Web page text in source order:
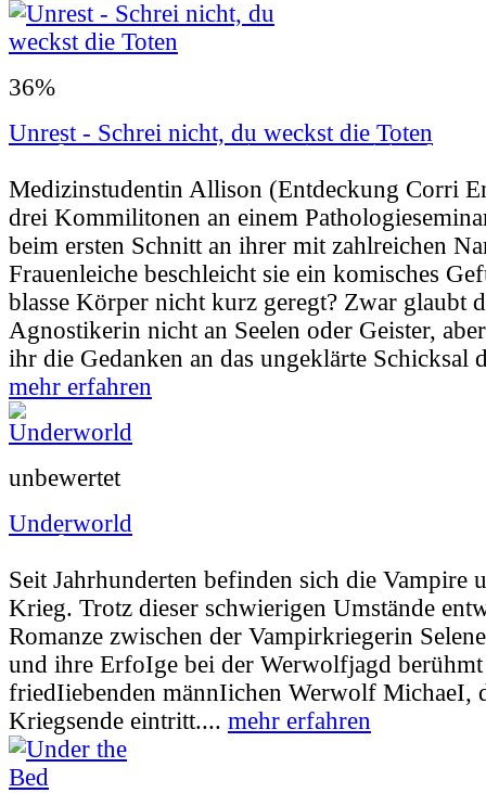
36%
Unrest - Schrei nicht, du weckst die Toten
Userbewertung:34% (10 Stimmen) |Jahr:
Medizinstudentin Allison (Entdeckung Corri
drei Kommilitonen an einem
beim ersten Schnitt an ihrer mit zahlreichen
Frauenleiche beschleicht sie ein komisches
blasse Körper nicht kurz geregt? Zwar glaubt
Agnostikerin nicht an Seelen oder Geister,
ihr die Gedanken an das ungeklärte Schicksal
mehr erfahren
unbewertet
Underworld
Userbewertung:
Seit Jahrhunderten befinden sich die Vampire
Krieg. Trotz dieser schwierigen Umstände
Romanze zwischen der Vampirkriegerin
und ihre ErfoIge bei der Werwolfjagd
friedIiebenden männIichen Werwolf MichaeI,
Kriegsende eintritt.... mehr erfahren